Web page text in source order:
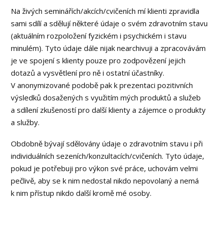
Na živých seminářích/akcích/cvičeních mí klienti zpravidla
sami sdílí a sdělují některé údaje o svém zdravotním stavu
(aktuálním rozpoložení fyzickém i psychickém i stavu
minulém). Tyto údaje dále nijak nearchivuji a zpracovávám
je ve spojení s klienty pouze pro zodpovězení jejich
dotazů a vysvětlení pro ně i ostatní účastníky.
V anonymizované podobě pak k prezentaci pozitivních
výsledků dosažených s využitím mých produktů a služeb
a sdílení zkušeností pro další klienty a zájemce o produkty
a služby.
Obdobně bývají sdělovány údaje o zdravotním stavu i při
individuálních sezeních/konzultacích/cvičeních. Tyto údaje,
pokud je potřebuji pro výkon své práce, uchovám velmi
pečlivě, aby se k nim nedostal nikdo nepovolaný a nemá
k nim přístup nikdo další kromě mé osoby.